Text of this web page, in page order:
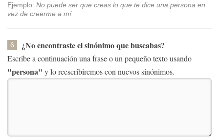
Ejemplo: No puede ser que creas lo que te dice una persona en
vez de creerme a mí.
6 ¿No encontraste el sinónimo que buscabas?
Escribe a continuación una frase o un pequeño texto usando
"persona" y lo reescribiremos con nuevos sinónimos.